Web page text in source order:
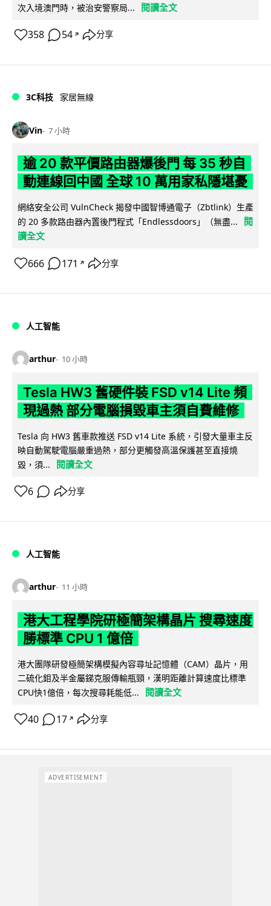
次入境澳門時，被治安警察局...
閱讀全文
358 54 ↗ 分享
3C科技 家居無線
Vin 7 小時
逾 20 款平價路由器爆後門 每 35 秒自
動連線回中國 全球 10 萬用家私隱堪憂
網絡安全公司 VulnCheck 揭發中國智博通電子（Zbtlink）生產
的 20 多款路由器內置後門程式「Endlessdoors」（無盡...
閱
讀全文
666 171 ↗ 分享
人工智能
arthur 10 小時
Tesla HW3 舊硬件裝 FSD v14 Lite 頻
現過熱 部分電腦損毀車主須自費維修
Tesla 向 HW3 舊車款推送 FSD v14 Lite 系統，引發大量車主反
映自動駕駛電腦嚴重過熱，部分更觸發高溫保護甚至直接燒
毀，須...
閱讀全文
6 分享
人工智能
arthur 11 小時
港大工程學院研極簡架構晶片 搜尋速度
勝標準 CPU 1 億倍
港大團隊研發極簡架構模擬內容尋址記憶體（CAM）晶片，用
二硫化鉬及半金屬銻克服傳輸瓶頸，漢明距離計算速度比標準
CPU快1億倍，每次搜尋耗能低...
閱讀全文
40 17 ↗ 分享
ADVERTISEMENT